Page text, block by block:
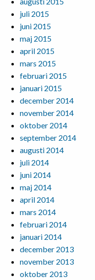
juli 2015
juni 2015
maj 2015
april 2015
mars 2015
februari 2015
januari 2015
december 2014
november 2014
oktober 2014
september 2014
augusti 2014
juli 2014
juni 2014
maj 2014
april 2014
mars 2014
februari 2014
januari 2014
december 2013
november 2013
oktober 2013